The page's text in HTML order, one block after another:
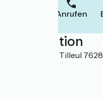
Anrufen
Localisation
765 Route du Tilleul